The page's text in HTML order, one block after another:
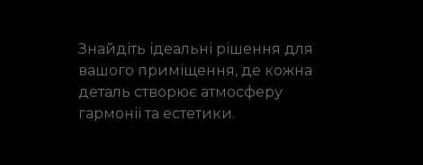
Знайдіть ідеальні рішення для
вашого приміщення, де кожна
деталь створює атмосферу
гармонії та естетики.